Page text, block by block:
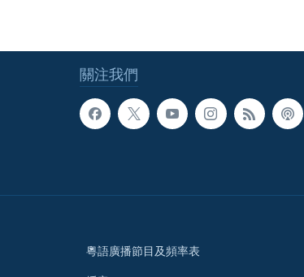
關注我們
粵語廣播節目及頻率表